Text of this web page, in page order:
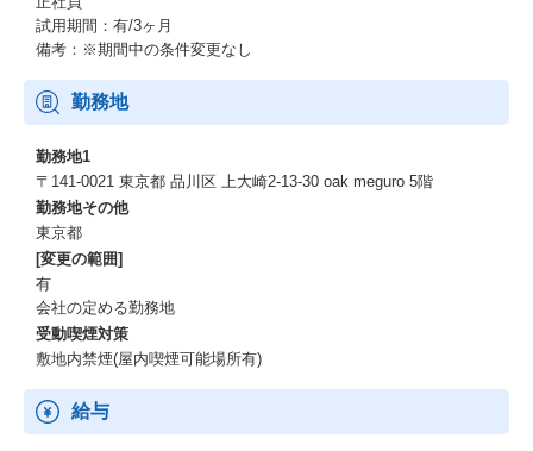
試用期間：有/3ヶ月
備考：※期間中の条件変更なし
勤務地
勤務地1
〒141-0021 東京都 品川区 上大崎2-13-30 oak meguro 5階
勤務地その他
東京都
[変更の範囲]
有
会社の定める勤務地
受動喫煙対策
敷地内禁煙(屋内喫煙可能場所有)
給与